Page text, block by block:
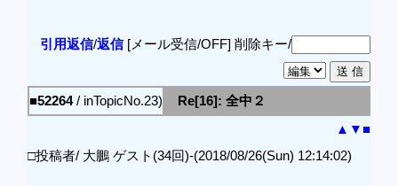
引用返信/返信[メール受信/OFF] 削除キー/
■52264/ inTopicNo.23)
Re[16]: 全中２
▲ ▼■
□投稿者/ 大鵬 ゲスト(34回)-(2018/08/26(Sun) 12:14:02)